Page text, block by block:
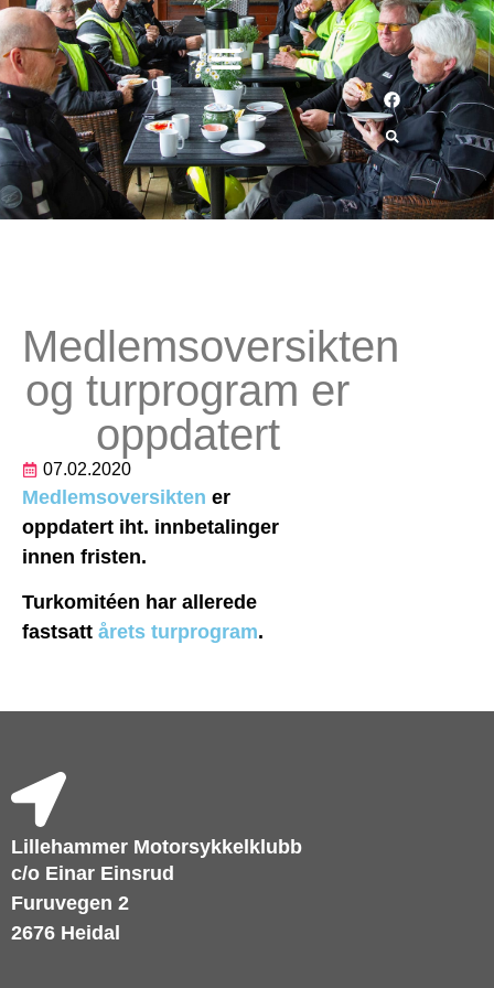
Medlemsoversikten
og turprogram er
oppdatert
07.02.2020
Medlemsoversikten er
oppdatert iht. innbetalinger
innen fristen.
Turkomitéen har allerede
fastsatt årets turprogram.
Lillehammer Motorsykkelklubb
c/o Einar Einsrud
Furuvegen 2
2676 Heidal